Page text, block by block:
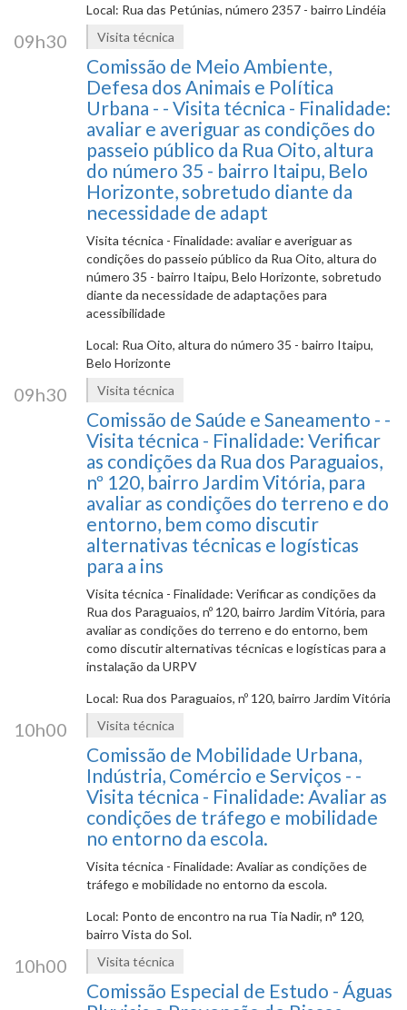
Local: Rua das Petúnias, número 2357 - bairro Lindéia
09h30 Visita técnica
Comissão de Meio Ambiente,
Defesa dos Animais e Política
Urbana - - Visita técnica - Finalidade:
avaliar e averiguar as condições do
passeio público da Rua Oito, altura
do número 35 - bairro Itaipu, Belo
Horizonte, sobretudo diante da
necessidade de adapt
Visita técnica - Finalidade: avaliar e averiguar as
condições do passeio público da Rua Oito, altura do
número 35 - bairro Itaipu, Belo Horizonte, sobretudo
diante da necessidade de adaptações para
acessibilidade
Local: Rua Oito, altura do número 35 - bairro Itaipu,
Belo Horizonte
09h30 Visita técnica
Comissão de Saúde e Saneamento - -
Visita técnica - Finalidade: Verificar
as condições da Rua dos Paraguaios,
nº 120, bairro Jardim Vitória, para
avaliar as condições do terreno e do
entorno, bem como discutir
alternativas técnicas e logísticas
para a ins
Visita técnica - Finalidade: Verificar as condições da
Rua dos Paraguaios, nº 120, bairro Jardim Vitória, para
avaliar as condições do terreno e do entorno, bem
como discutir alternativas técnicas e logísticas para a
instalação da URPV
Local: Rua dos Paraguaios, nº 120, bairro Jardim Vitória
10h00 Visita técnica
Comissão de Mobilidade Urbana,
Indústria, Comércio e Serviços - -
Visita técnica - Finalidade: Avaliar as
condições de tráfego e mobilidade
no entorno da escola.
Visita técnica - Finalidade: Avaliar as condições de
tráfego e mobilidade no entorno da escola.
Local: Ponto de encontro na rua Tia Nadir, n° 120,
bairro Vista do Sol.
10h00 Visita técnica
Comissão Especial de Estudo - Águas